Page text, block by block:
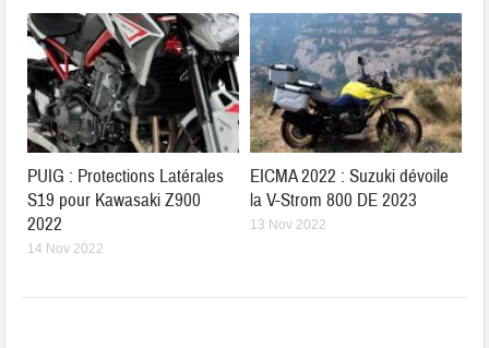
PUIG : Protections Latérales
S19 pour Kawasaki Z900
2022
14 Nov 2022
EICMA 2022 : Suzuki dévoile
la V-Strom 800 DE 2023
13 Nov 2022